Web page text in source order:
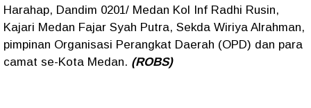
Harahap, Dandim 0201/ Medan Kol Inf Radhi Rusin,
Kajari Medan Fajar Syah Putra, Sekda Wiriya Alrahman,
pimpinan Organisasi Perangkat Daerah (OPD) dan para
camat se-Kota Medan. (ROBS)